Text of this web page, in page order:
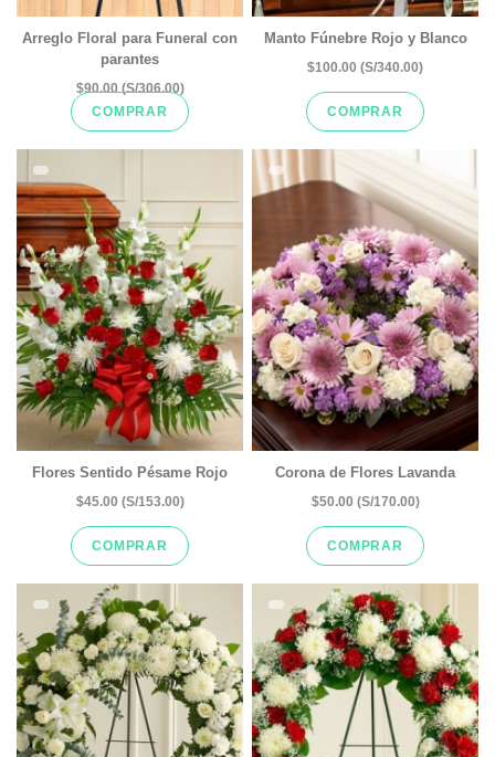
Arreglo Floral para Funeral con
parantes
$90.00 (S/306.00)
COMPRAR
Manto Fúnebre Rojo y Blanco
$100.00 (S/340.00)
COMPRAR
Flores Sentido Pésame Rojo
$45.00 (S/153.00)
COMPRAR
Corona de Flores Lavanda
$50.00 (S/170.00)
COMPRAR